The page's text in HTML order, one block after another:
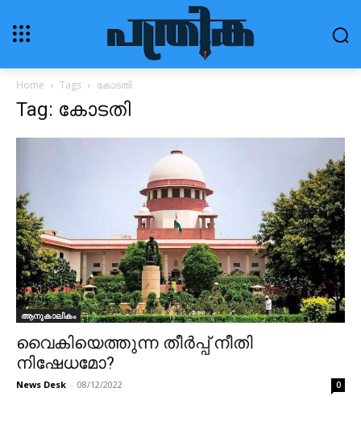
Home Tags കോടതി
Tag: കോടതി
ആനുകാലികം
വൈകിയെത്തുന്ന തീർപ്പ് നീതി
നിഷേധമോ?
News Desk - 08/12/2022 0